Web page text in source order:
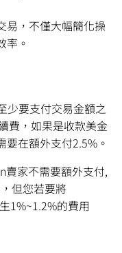
易，不僅大幅簡化操
率。
少要支付交易金額之
費，如果是收款美金
在額外支付2.5%。
賣家不需要額外支付,
但您若要將
1%~1.2%的費用